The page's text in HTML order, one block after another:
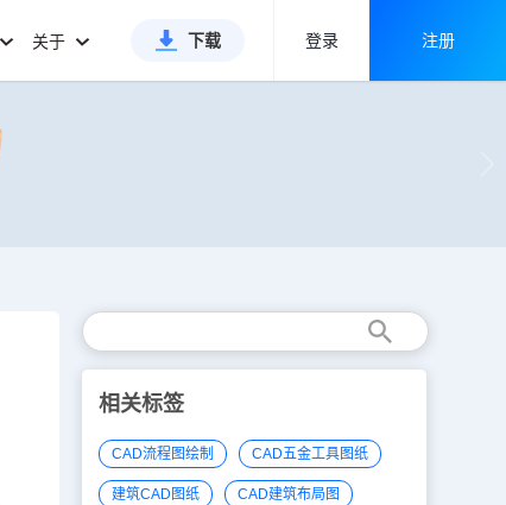
关于 下载 登录 注册
相关标签
CAD流程图绘制 CAD五金工具图纸
建筑CAD图纸 CAD建筑布局图